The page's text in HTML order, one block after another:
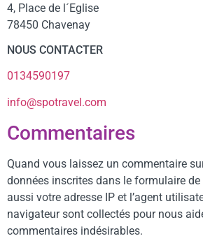
4, Place de l´Eglise
78450 Chavenay
NOUS CONTACTER
0134590197
info@spotravel.com
Commentaires
Quand vous laissez un commentaire
données inscrites dans le formulaire
aussi votre adresse IP et l’agent
navigateur sont collectés pour nous
commentaires indésirables.